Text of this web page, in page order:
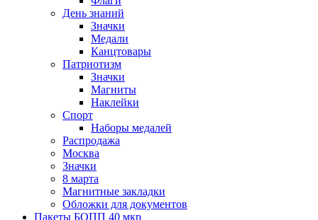
День знаний
Значки
Медали
Канцтовары
Патриотизм
Значки
Магниты
Наклейки
Спорт
Наборы медалей
Распродажа
Москва
Значки
8 марта
Магнитные закладки
Обложки для документов
Пакеты БОПП 40 мкр